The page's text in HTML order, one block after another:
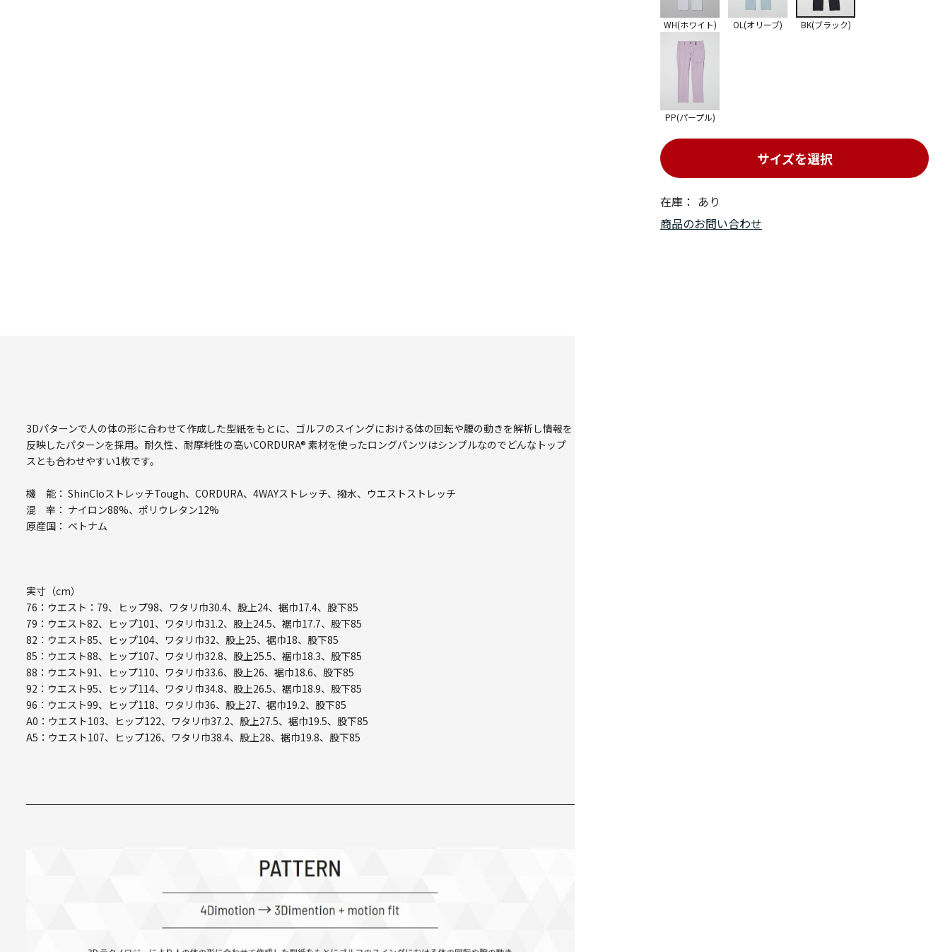
在庫： あり
サイズを選択
WH(ホワイト) OL(オリーブ) BK(ブラック)
PP(パープル)
商品のお問い合わせ
3Dパターンで人の体の形に合わせて作成した型紙をもとに、ゴルフのスイングにおける体の回転や腰の動きを解析し情報を
反映したパターンを採用。耐久性、耐摩耗性の高いCORDURA® 素材を使ったロングパンツはシンプルなのでどんなトップ
スとも合わせやすい1枚です。
機 能： ShinCloストレッチTough、CORDURA、4WAYストレッチ、撥水、ウエストストレッチ
混 率： ナイロン88%、ポリウレタン12%
原産国： ベトナム
実寸（cm）
76：ウエスト：79、ヒップ98、ワタリ巾30.4、股上24、裾巾17.4、股下85
79：ウエスト82、ヒップ101、ワタリ巾31.2、股上24.5、裾巾17.7、股下85
82：ウエスト85、ヒップ104、ワタリ巾32、股上25、裾巾18、股下85
85：ウエスト88、ヒップ107、ワタリ巾32.8、股上25.5、裾巾18.3、股下85
88：ウエスト91、ヒップ110、ワタリ巾33.6、股上26、裾巾18.6、股下85
92：ウエスト95、ヒップ114、ワタリ巾34.8、股上26.5、裾巾18.9、股下85
96：ウエスト99、ヒップ118、ワタリ巾36、股上27、裾巾19.2、股下85
A0：ウエスト103、ヒップ122、ワタリ巾37.2、股上27.5、裾巾19.5、股下85
A5：ウエスト107、ヒップ126、ワタリ巾38.4、股上28、裾巾19.8、股下85